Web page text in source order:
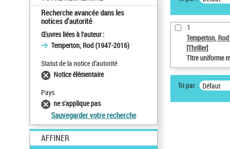
Recherche avancée dans les
notices d’autorité
Œuvres liées à l'auteur :
Temperton, Rod (1947-2016)
Statut de la notice d’autorité
Notice élémentaire
Pays
ne s'applique pas
Sauvegarder votre recherche
AFFINER
1
Temperton,
[Thriller]
Titre uniforme
Tri par : Défaut